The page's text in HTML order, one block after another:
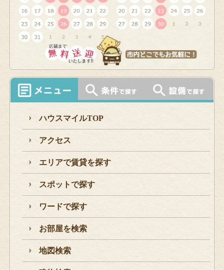
ハウスマイルTOP
アクセス
エリアで賃貸を探す
スポットで探す
ワードで探す
お部屋を検索
地図検索